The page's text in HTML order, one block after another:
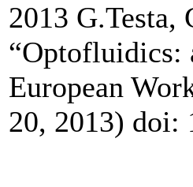
2013
“Optofluidics:
European
20, 2013) doi: